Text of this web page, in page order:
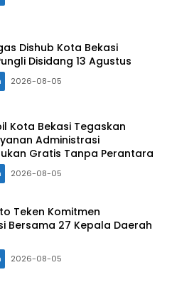
Dishub Kota Bekasi
Disidang 13 Agustus
2026-08-05
Kota Bekasi Tegaskan
Administrasi
Gratis Tanpa Perantara
2026-08-05
Teken Komitmen
Bersama 27 Kepala Daerah
2026-08-05